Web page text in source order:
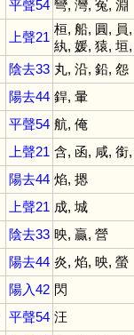
平聲54 彎, 灣, 冤, 淵
上聲21
桓, 船, 圓, 員,
紈, 媛, 猿, 垣,
陰去33 丸, 沿, 鉛, 怨
陽去44 銲, 暈
平聲54 航, 俺
上聲21 含, 函, 咸, 銜,
陽去44 焰, 摁
上聲21 成, 城
陰去33 映, 贏, 營
陽去44 炎, 焰, 映, 螢
陽入42 閃
平聲54 汪